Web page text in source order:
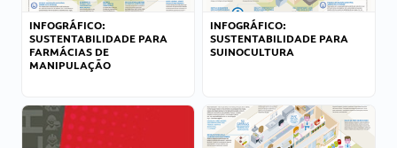
INFOGRÁFICO:
SUSTENTABILIDADE PARA
FARMÁCIAS DE
MANIPULAÇÃO
INFOGRÁFICO:
SUSTENTABILIDADE PARA
SUINOCULTURA